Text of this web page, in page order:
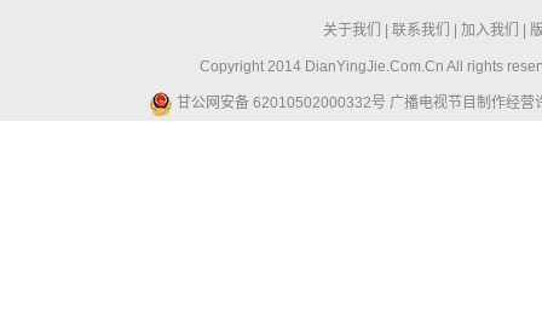
关于我们 联系我们 加入我们
Copyright 2014 DianYingJie.Com.Cn All rights
甘公网安备 62010502000332号 广播电视节目制作经